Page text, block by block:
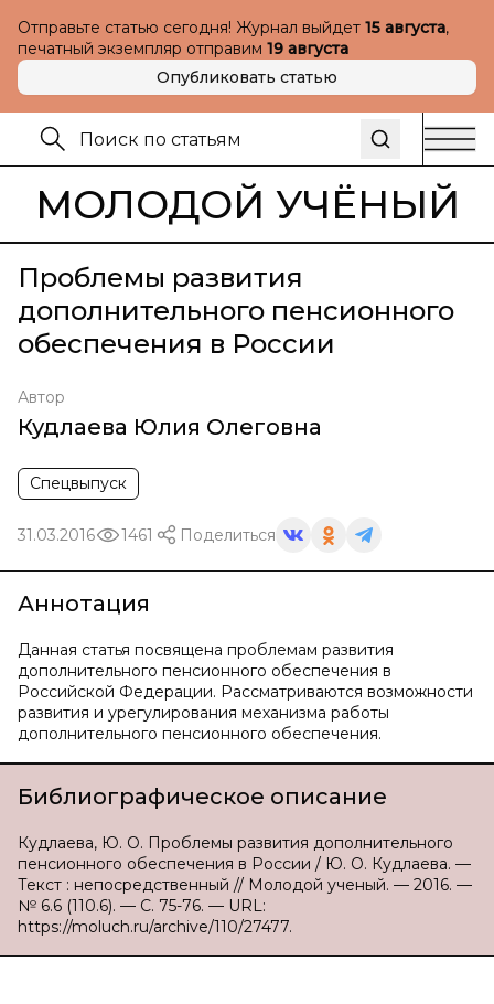
Отправьте статью сегодня! Журнал выйдет 15 августа,
печатный экземпляр отправим 19 августа
Опубликовать статью
МОЛОДОЙ УЧЁНЫЙ
Проблемы развития
дополнительного пенсионного
обеспечения в России
Автор
Кудлаева Юлия Олеговна
Спецвыпуск
31.03.2016 1461 Поделиться
Аннотация
Данная статья посвящена проблемам развития
дополнительного пенсионного обеспечения в
Российской Федерации. Рассматриваются возможности
развития и урегулирования механизма работы
дополнительного пенсионного обеспечения.
Библиографическое описание
Кудлаева, Ю. О. Проблемы развития дополнительного
пенсионного обеспечения в России / Ю. О. Кудлаева. —
Текст : непосредственный // Молодой ученый. — 2016. —
№ 6.6 (110.6). — С. 75-76. — URL:
https://moluch.ru/archive/110/27477.